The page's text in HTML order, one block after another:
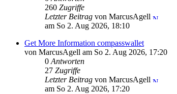
260 Zugriffe
Letzter Beitrag von MarcusAgell
am So 2. Aug 2026, 18:10
Get More Information compasswallet
von MarcusAgell am So 2. Aug 2026, 17:20
0 Antworten
27 Zugriffe
Letzter Beitrag von MarcusAgell
am So 2. Aug 2026, 17:20